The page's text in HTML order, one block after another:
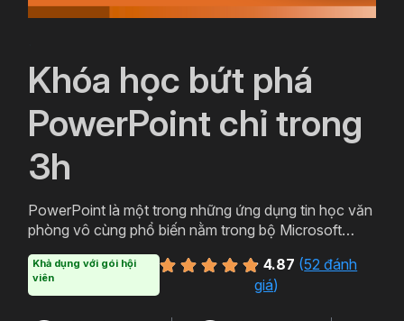
Khóa học bứt phá
PowerPoint chỉ trong
3h
PowerPoint là một trong những ứng dụng tin học văn
phòng vô cùng phổ biến nằm trong bộ Microsoft
định dạng và kiểu khác nhau tạo sự hấp dẫn cho
slide. Tham gia khóa học sẽ giúp bạn tạo ra các bản
Khả dụng với gói hội
viên
4.87 (52 đánh
giá)